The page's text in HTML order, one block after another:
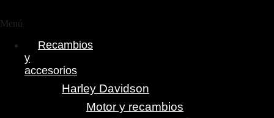
Menú
Recambios
y
accesorios
Harley Davidson
Motor y recambios